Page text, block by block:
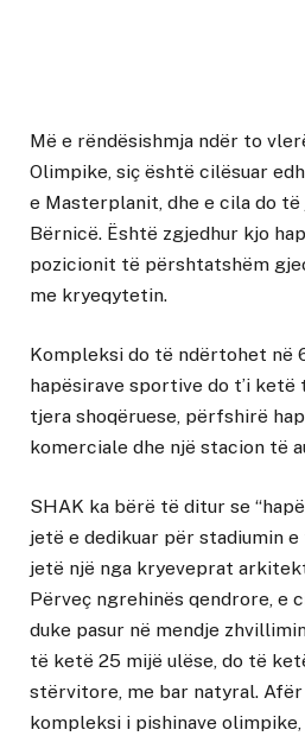
Më e rëndësishmja ndër to
Olimpike, siç është cilësuar
e Masterplanit, dhe e cila do
Bërnicë. Është zgjedhur kjo
pozicionit të përshtatshëm
me kryeqytetin.
Kompleksi do të ndërtohet në
hapësirave sportive do t’i
tjera shoqëruese, përfshirë
komerciale dhe një stacion të
SHAK ka bërë të ditur se
jetë e dedikuar për stadiumin
jetë një nga kryeveprat
Përveç ngrehinës qendrore, e
duke pasur në mendje
të ketë 25 mijë ulëse, do të
stërvitore, me bar natyral.
kompleksi i pishinave